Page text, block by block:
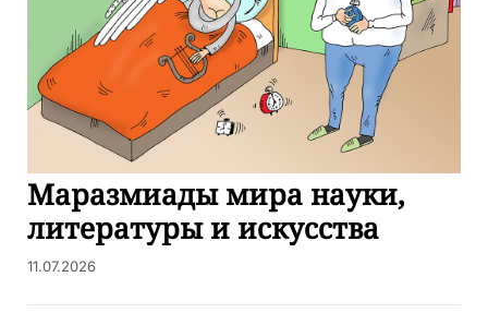
Маразмиады мира науки,
литературы и искусства
11.07.2026